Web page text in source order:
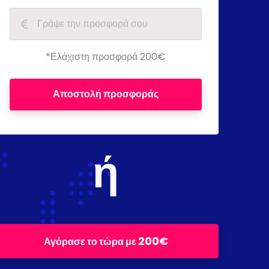
*Ελάχιστη προσφορά 200€
Αποστολή προσφοράς
ή
Αγόρασε το τώρα με200€